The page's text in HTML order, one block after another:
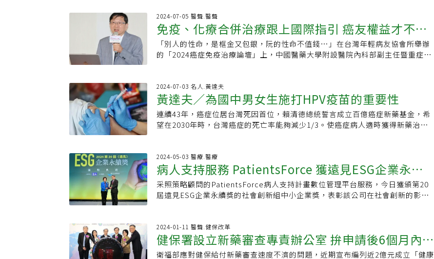
市，且用藥方式與國際醫療指引接軌，但台灣沒有納入健保給付，這些藥品需納
入整體給付考量，讓癌友有機會使用到這些藥品，才是真正符合所需。
療，等於從適應症就被排除在外，勢必影響病人往後使用新藥權益。台灣癌症基
金會執行長張文震指出，台灣肺癌病人的五年存活率皆低於日韓，依該基金會調
查，六成五的患者有自費醫療經驗，當越來越多病人自費用藥，而經濟能力較差
病人無力負擔自費藥物，治療權益就會受影響，並帶來醫療平權階級化隱憂。此
醫界研究量能，對台灣整體生醫產業競爭力、新藥使用經驗傳承等都將帶來巨大
衝擊。余忠仁也提醒，除了當下最迫切的晚期治療缺口需要補足，目前也觀察
到，許多先進國家的給付趨勢已提前至第三期，這群患者術後復發、轉移的風險
很高，五年存活率只有三成。有EGFR驅動基因者若及早使用第三代標靶藥物，復
發風險可降低八成，這群患者約佔一成，財務衝擊相對較小，可惜目前仍面臨新
付時，應跳脫健保總額框架限制，比照國際治療指引，並檢視實證醫學證據，作
為癌症新藥引入、給付規劃的參考。對於因財物衝擊大、健保未能給付而療效明
確，且已經被國際治療指引列為標準治療，並能有效降低復發、延長存活的新
藥，應優先考慮列為癌症新藥基金適用項目，才能及時貼近癌友急迫性用藥需
有臨床迫切需求的藥品，將與專家討論出優先順序，希望把錢花在刀口上。實際
上，癌藥花費已佔健保醫療支出六分之一，平均成長率百分之九，皆高於同期健
保醫療總額成長率，新藥新科技預算也達歷史最高。在會議上，與會專家皆肯定
目前政府的用心，特別是針對癌症新藥的引進、給付，也已逐步規劃相關制度，
型機制，但為確保基金永續運作，必須經過法制化流程，目前已有九十二位立
委、十二項修法版本，包括癌症防治法修法、另設健全醫療發展條例等解方，且
必須設置專家審議委員會監理，除藥物經濟學、倫理專家外，也應該納入病友團
體角色，政府也應協助病團賦能，增加與專家交流。癌藥基金年底將公布作業要
點，嚴必文表示，該作業要點應明確訂出納入藥品範疇，並確保財源穩定性，否
藥預算以確保藥品可以納入健保給付。 王正旭：朝野立委共識 先撥款再立法【記
者賴昀岫／台北報導】衛福部指出百億癌症新藥基金需時三年才逐步到位，與外
界期待有落差。立法委員、血液腫瘤科醫師王正旭指出，基金愈快到位，愈能直
接幫助癌友，雖牽涉癌症防治法修法，但因是民生法案，討論上不至於受影響；
癌症新藥可近性委員會」定期開會，更期待可以「先撥款再立法」，擔任法制研
究組共同召集人的王正旭認為，修法是要符合財政紀律法要求，且必須尋覓適當
財源才能讓基金永續。癌症患者已有對應的基金，其他疾病新藥也大幅進步，健
保署今年在「新醫療科技」與「新藥暫時性支付」項下編列七十億元。王正旭表
示，目前很多國際上已經屬於標準用藥，進到健保體制時的財務衝擊沒辦法順利
穩定後，可將這個經驗逐步擴大或另立基金。石崇良：納創新藥物 下周討論要點
【記者沈能元／台北報導】行政院明年將編列公務預算五十億元，正式成立癌藥
基金，計畫於後年達百億規模。衛福部健保署長石崇良表示，年底前將制定「癌
付，在所有晚期病患中，只佔一成，其他病患與新藥的距離非常遙遠，治療權益
也受到影響，存活面臨很大挑戰。晚期病患和時間賽跑，壓力十分沉重「健保的
初衷在於避免病患因病而貧、因貧而失去治療機會，這樣的情況，與健保初衷背
道而馳！」蔡麗娟直言，晚期病患等於是在和時間賽跑，當多數病患被迫自費用
無法接受國際標準療程，還會面臨更大、更全面性的挑戰。蔡麗娟分析，由於多
數癌症新藥臨床試驗以國際標準治療為基礎，當健保給付速度延遲、臨床試驗較
難找到適合、接受標準治療的病人，國際藥廠未來進行新藥臨床試驗，可能就會
跳過台灣，這對台灣的生技、醫療產業，都會帶來衝擊，無論是國際競爭力的累
積或新藥使用經驗的傳承等，也都會產生不利影響。癌症新藥給付，財源需多方
若觀察國內生產毛額（GDP）可發現，2023的整體醫療保健支出只佔6%，健保
總額則只占GPD約3.5%，與韓國、日本相比，都有落差，這代表在醫療保健支出
上，政府的投入並不足夠，須投入更多資源，才能把餅做大。目前，針對癌症新
藥的引進、運用，政府正在逐步規劃癌症新藥基金、暫時性支付等制度，以補足
入給付，而這類藥物對癌症病患可提供立即幫助，應優先考慮列為癌症新藥基金
適用項目，以補足癌友急迫性治療需求。蔡麗娟也建議，政府應積極盤點癌症新
藥給付缺口、整體預算，分析哪些治療、用藥與國際治療指引有落差，盡快補
和經濟能力相關，期待政府可以投入更多新藥資源，達到健康平權的目的。年花
百萬壓垮經濟 中斷治療回去賺錢「病人治療中斷的情形很常見，有人消失一段時
間去賺錢之後又出現，現在肺癌治療藥物日新月益，各種臨床試驗都在進行中，
但好的治療結果，可能讓病人家庭陷入困境，要不要每個月自費十萬治病，病人
及家屬有時候考量不同，治療難題成了家庭紛擾的來源..」這是台大癌症醫院院長
物標準療法，能大幅增加一到兩成病人五年無疾病惡化的可能，但患者為了要長
期存活，一年花一百餘萬已是常態。這些數據背後的象徵是能多救活一到兩成的
病人，你要不要救呢？在台灣治療上的費用多依賴健保，一旦無法獲得健保給
付，賣房、借錢都有可能，因此，當新政府上台後，百億癌症新藥基金就希望能
的創新藥物為主，在使用2到3年後收集更多真實世界的數據後，再評估是否納入
健保給付；對於已獲得藥證、有療效的已上市藥物，因健保財務困境限縮給付或
未給付者不在此限。台大健康政策與管理研究所兼任教授楊銘欽認為，百億癌症
新藥基金包括法源、主責單位、財源都須要對外說明，費用是怎麼計算出來、什
麼新藥可以納入、支付細節等都須要公告周知，審慎前行。楊志新也認為，「百
調，依據英國2016年新藥基金執行的情形，有研究指出約有87%的新藥會回到英
格蘭的公醫制度裡，若百億癌症新藥基金執行後，依英國經驗，多數藥物都可能
回到健保常規給付，那麼錢從哪裡來？且每年使用這些新藥的人數，將逐年倍數
2024-07-05 醫聲.醫聲
免疫、化療合併治療跟上國際指引 癌友權益才不會
遭犧牲
「別人的性命，是框金又包銀，阮的性命不值錢…」在台灣年輕病友協會所舉辦
的「2024癌症免疫治療論壇」上，中國醫藥大學附設醫院內科部副主任暨重症醫
同。上述族群約佔晚期肺癌病患的三成，雖然有免疫治療合併化療選項，但因未
納入健保給付，多數只能選傳統化療，不僅造成病患痛苦，也大幅落後國際醫療
指引建議，「難道這些病患的性命就比較不值錢嗎？」夏德椿為此發出沉重感
慨。肺癌無腫瘤基因突變，病患需更多救命選項夏德椿期盼政府可讓罹患晚期肺
腺癌，且無腫瘤基因突變的患者多一點選擇，目前不少研究顯示，若將免疫合併
病患就更有機會參與國際新藥臨床實驗，無論是對台灣醫藥發展或病患生存權
益，都能帶來正面影響。夏德椿表示，很期待健保給付可加速接軌國際治療指
引，讓病友獲得更多治療選項，台灣參與國際新藥臨床試驗的機會也能增加。台
灣年輕病友協會副理事長劉桓睿指出，美國總統拜登將免疫治療發展列為重要政
劉桓睿直言，與國際社會相比，台灣對於癌症免疫治療的資源投入，實在過少，
導致許多疾病治療無法跟上「美國國家綜合癌症網絡」治療指引（National
Comprehensive Cancer Network Guideline - NCCN Guideline），期間更存
2024-07-03 名人.黃達夫
黃達夫／為國中男女生施打HPV疫苗的重要性
連續43年，癌症位居台灣死因首位，賴清德總統誓言成立百億癌症新藥基金，希
望在2030年時，台灣癌症的死亡率能夠減少1/3。使癌症病人適時獲得新藥治
高達80%，而HPV與女性子宮頸癌關係密切，9成以上子宮頸癌與HPV有關，研
究更發現愈來愈多男性的頭頸癌也是HPV病毒引起。此外，HPV病毒也與肛門
癌、外陰癌、陰道癌、和陰莖癌等有相關性。愈年輕施打疫苗 效果會愈好根據近
年研究，證實愈年輕時施打HPV疫苗，效果愈好。最近在蘇格蘭的調查發現，14
歲以前施打疫苗的女性，沒有人罹患子宮頸癌。記得2018年，台灣政府開始為國
北市112年入學國中男生免費接種HPV疫苗的訊息，我要為他喝采！也希望其他
的縣市長能很快地跟進。因為，這是非常有效的癌症預防措施。我一直相信HPV
疫苗預防癌症的效用及重要性。過去35年在我台灣從事癌症臨床工作，主要用心
2024-05-03 醫療.醫療
病人支持服務 PatientsForce 獲遠見ESG企業永續
社會創新獎
采照策略顧問的PatientsForce病人支持計畫數位管理平台服務，今日獲頒第20
屆遠見ESG企業永續獎的社會創新組中小企業獎，表彰該公司在社會創新的影響
案管理，每年服務上萬名癌症及特殊用藥病人。癌症新藥財務負擔成社會重大議
題 癌症新藥財務負擔問題，已成為台灣急需解決的重大社會議題之一。根據台灣
癌症基金會的調查，高達66%的癌症患者自費醫療費用超過30萬元，其中更有
2024-01-11 醫聲.健保改革
健保署設立新藥審查專責辦公室 拚申請後6個月內給
衛福部應對健保給付新藥審查速度不濟的問題，近期宣布編列近2億元成立「健康